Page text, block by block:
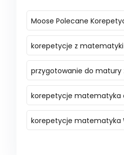
Moose Polecane
korepetycje z matematyki
przygotowanie do
korepetycje matematyka
korepetycje matematyka